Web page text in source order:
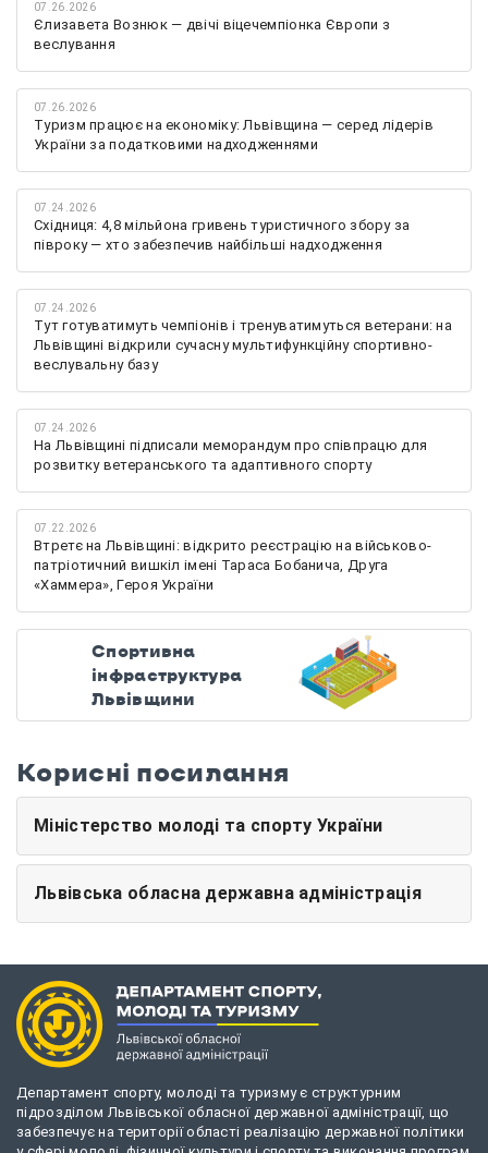
07.26.2026
Єлизавета Вознюк — двічі віцечемпіонка Європи з
веслування
07.26.2026
Туризм працює на економіку: Львівщина — серед лідерів
України за податковими надходженнями
07.24.2026
Східниця: 4,8 мільйона гривень туристичного збору за
півроку — хто забезпечив найбільші надходження
07.24.2026
Тут готуватимуть чемпіонів і тренуватимуться ветерани: на
Львівщині відкрили сучасну мультифункційну спортивно-
веслувальну базу
07.24.2026
На Львівщині підписали меморандум про співпрацю для
розвитку ветеранського та адаптивного спорту
07.22.2026
Втретє на Львівщині: відкрито реєстрацію на військово-
патріотичний вишкіл імені Тараса Бобанича, Друга
«Хаммера», Героя України
Спортивна
інфраструктура
Львівщини
Корисні посилання
Міністерство молоді та спорту України
Львівська обласна державна адміністрація
Департамент спорту, молоді та туризму є структурним
підрозділом Львівської обласної державної адміністрації, що
забезпечує на території області реалізацію державної політики